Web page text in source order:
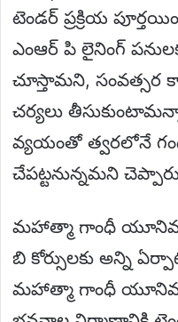
టెండర్ ప్రక్రియ
ఎంఆర్ పి లైనింగ్
చూస్తామని, సంవత్సర
చర్యలు
వ్యయంతో త్వరలోనే
చేపట్టనున్నమని
మహాత్మా గాంధీ
బి కోర్సులకు అన్ని
మహాత్మా గాంధీ